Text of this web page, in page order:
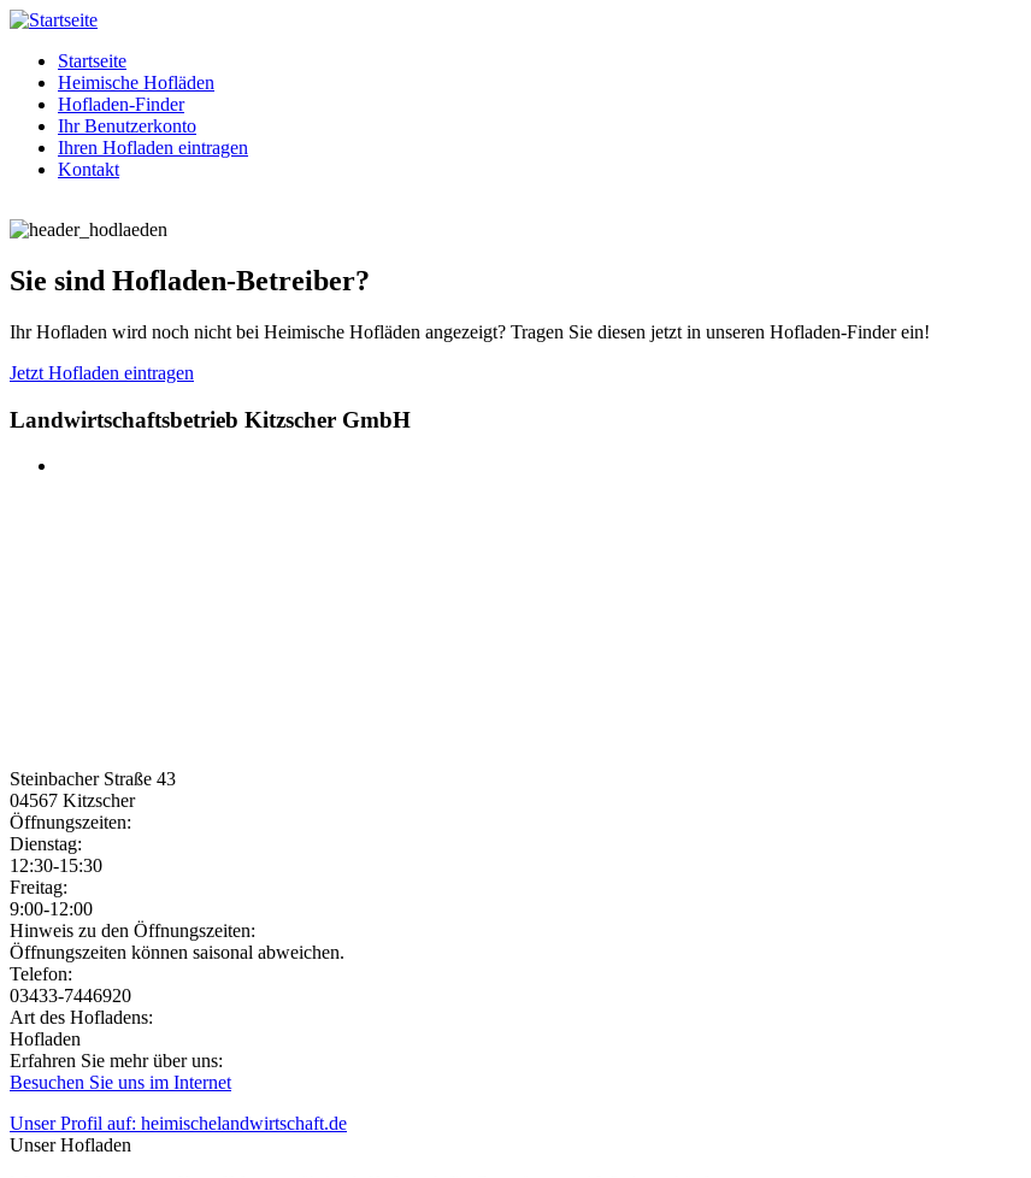
Startseite
Heimische Hofläden
Hofladen-Finder
Ihr Benutzerkonto
Ihren Hofladen eintragen
Kontakt
Sie sind Hofladen-Betreiber?
Ihr Hofladen wird noch nicht bei Heimische Hofläden angezeigt? Tragen Sie diesen jetzt in unseren Hofladen-Finder ein!
Jetzt Hofladen eintragen
Landwirtschaftsbetrieb Kitzscher GmbH
Steinbacher Straße 43
04567 Kitzscher
Öffnungszeiten:
Dienstag:
12:30-15:30
Freitag:
9:00-12:00
Jetzt geöffnet!
Jetzt geschlossen!
Hinweis zu den Öffnungszeiten:
Öffnungszeiten können saisonal abweichen.
Telefon:
03433-7446920
Art des Hofladens:
Hofladen
Erfahren Sie mehr über uns:
Besuchen Sie uns im Internet
Unser Profil auf: heimischelandwirtschaft.de
Unser Hofladen